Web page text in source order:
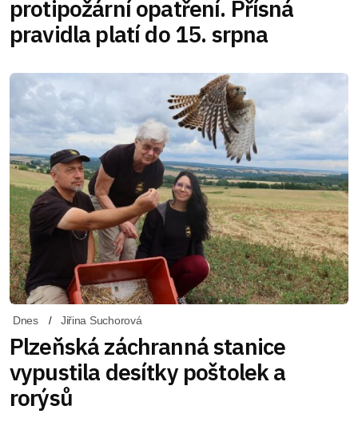
protipožární opatření. Přísná
pravidla platí do 15. srpna
Dnes Jiřina Suchorová
Plzeňská záchranná stanice
vypustila desítky poštolek a
rorýsů